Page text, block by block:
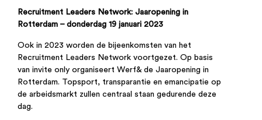
Recruitment Leaders Network: Jaaropening in
Rotterdam – donderdag 19 januari 2023
Ook in 2023 worden de bijeenkomsten van het
Recruitment Leaders Network voortgezet. Op basis
van invite only organiseert Werf& de Jaaropening in
Rotterdam. Topsport, transparantie en emancipatie op
de arbeidsmarkt zullen centraal staan gedurende deze
dag.